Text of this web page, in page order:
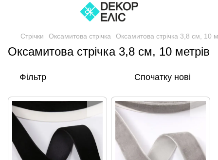
Стрічки Оксамитова стрічка Оксамитова стрічка 3,8 см, 10
Оксамитова стрічка 3,8 см, 10 метрів
Фільтр Спочатку нові